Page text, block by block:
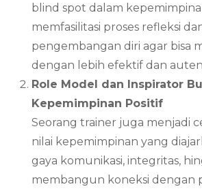
blind spot dalam
memfasilitasi proses refleksi
pengembangan diri agar bisa
dengan lebih efektif dan
Role Model dan Inspirator
Kepemimpinan Positif
Seorang trainer juga menjadi
nilai kepemimpinan yang
gaya komunikasi, integritas,
membangun koneksi dengan